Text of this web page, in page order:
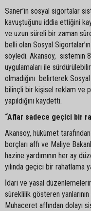
Saner’in sosyal sigortalar
kavuştuğunu iddia ettiğini
ve uzun süreli bir zaman
belli olan Sosyal
söyledi. Akansoy, sistemin
uygulamaları ile
olmadığını belirterek
bilinçli bir kişisel reklam ve
yapıldığını kaydetti.
“Aflar sadece geçici bir
Akansoy, hükümet
borçları affı ve Maliye
hazine yardımının her ay
yılında geçici bir rahatlama
İdari ve yasal
süreklilik gösteren yanlarının
Muhaceret affından dolayı